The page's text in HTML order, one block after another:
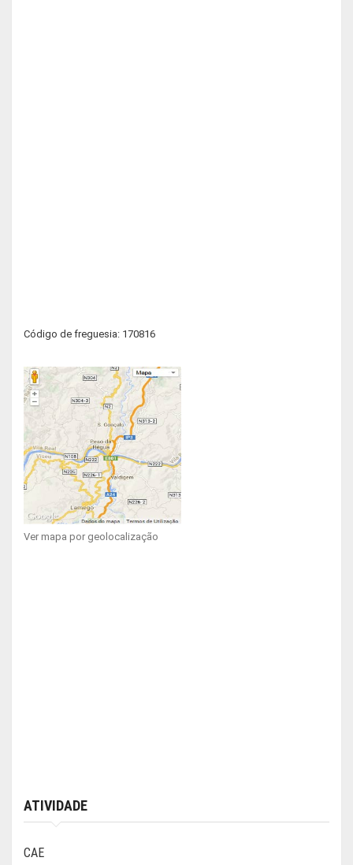
Código de freguesia: 170816
Ver mapa por geolocalização
ATIVIDADE
CAE